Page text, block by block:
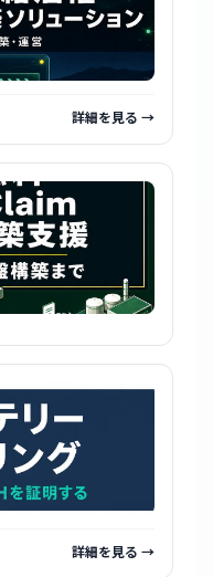
詳細を見る →
詳細を見る →